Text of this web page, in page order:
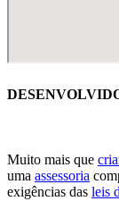
Muito mais que
uma assessoria
exigências das leis